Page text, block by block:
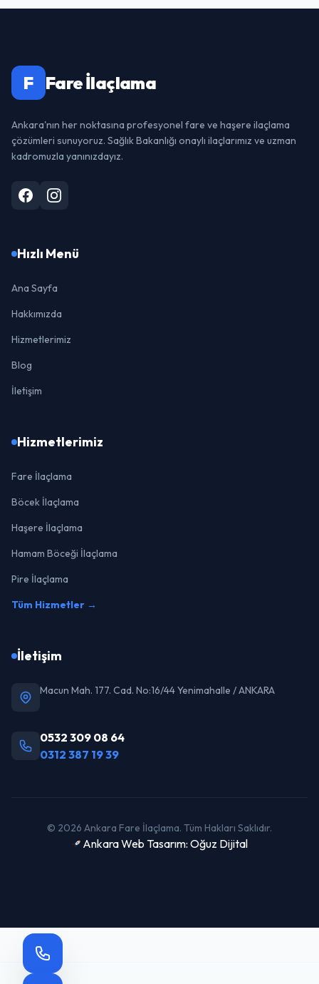
F Fare İlaçlama
Ankara'nın her noktasına profesyonel fare ve haşere ilaçlama
çözümleri sunuyoruz. Sağlık Bakanlığı onaylı ilaçlarımız ve uzman
kadromuzla yanınızdayız.
Hızlı Menü
Ana Sayfa
Hakkımızda
Hizmetlerimiz
Blog
İletişim
Hizmetlerimiz
Fare İlaçlama
Böcek İlaçlama
Haşere İlaçlama
Hamam Böceği İlaçlama
Pire İlaçlama
Tüm Hizmetler →
İletişim
Macun Mah. 177. Cad. No:16/44 Yenimahalle / ANKARA
0532 309 08 64
0312 387 19 39
© 2026 Ankara Fare İlaçlama. Tüm Hakları Saklıdır.
Ankara Web Tasarım: Oğuz Dijital